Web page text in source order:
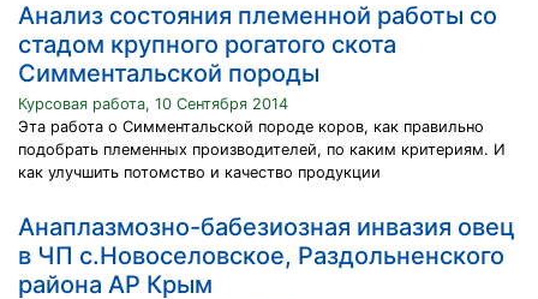
Анализ состояния племенной работы со
стадом крупного рогатого скота
Симментальской породы
Курсовая работа, 10 Сентября 2014
Эта работа о Симментальской породе коров, как правильно
подобрать племенных производителей, по каким критериям. И
как улучшить потомство и качество продукции
Анаплазмозно-бабезиозная инвазия овец
в ЧП с.Новоселовское, Раздольненского
района АР Крым